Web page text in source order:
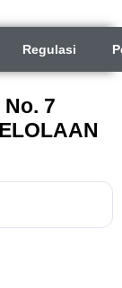
Regulasi
7